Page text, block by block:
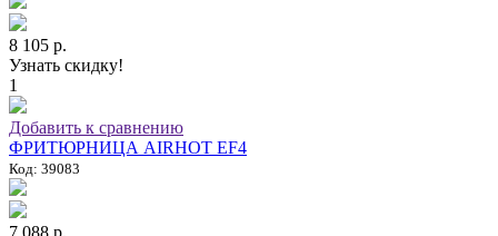
8 105 р.
Узнать скидку!
1
Добавить к сравнению
ФРИТЮРНИЦА AIRHOT EF4
Код: 39083
7 088 р.